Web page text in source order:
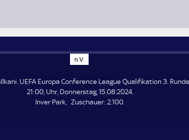
n.V.
.
.
UEFA Europa Conference League Qualifikation 3.
21:00, Uhr, Donnerstag, 15.08.2024.
Inver Park
Zuschauer: Z
2.100.